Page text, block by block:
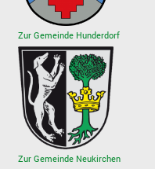
Zur Gemeinde Hunderdorf
Zur Gemeinde Neukirchen